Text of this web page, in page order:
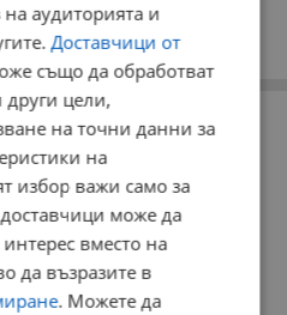
аудиторията и
Доставчици от
също да обработват
други цели,
на точни данни за
на
избор важи само за
може да
вместо на
да възразите в
. Можете да